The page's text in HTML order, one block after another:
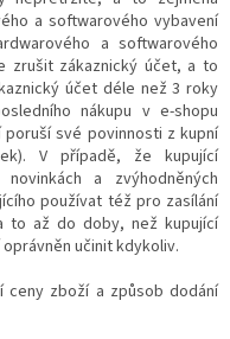
a softwarového vybavení
a softwarového
zrušit zákaznický účet, a to
účet déle než 3 roky
nákupu v e-shopu
své povinnosti z kupní
V případě, že kupující
a zvýhodněných
používat též pro zasílání
to až do doby, než kupující
učinit kdykoliv.
ceny zboží a způsob dodání